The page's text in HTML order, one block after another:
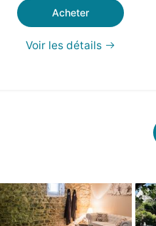
Acheter
Voir les détails